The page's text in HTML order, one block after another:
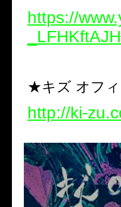
https://
★キズ オフ
http://ki-